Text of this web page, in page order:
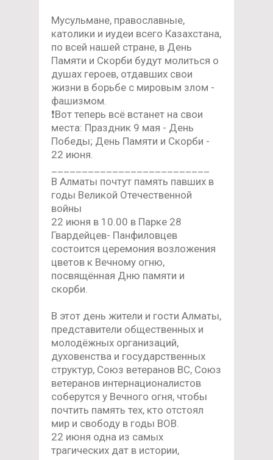
Мусульмане, православные,
католики и иудеи всего Казахстана,
по всей нашей стране, в День
Памяти и Скорби будут молиться о
душах героев, отдавших свои
жизни в борьбе с мировым злом -
фашизмом.
❗️Вот теперь всё встанет на свои
места: Праздник 9 мая - День
Победы; День Памяти и Скорби -
22 июня.
В Алматы почтут память павших в
годы Великой Отечественной
войны
22 июня в 10.00 в Парке 28
Гвардейцев- Панфиловцев
состоится церемония возложения
цветов к Вечному огню,
посвящённая Дню памяти и
скорби.
В этот день жители и гости Алматы,
представители общественных и
молодёжных организаций,
духовенства и государственных
структур, Союз ветеранов ВС, Союз
ветеранов интернационалистов
соберутся у Вечного огня, чтобы
почтить память тех, кто отстоял
мир и свободу в годы ВОВ.
22 июня одна из самых
трагических дат в истории,